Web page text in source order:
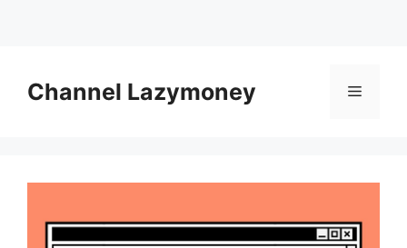
contentChannel Lazymoney Menu